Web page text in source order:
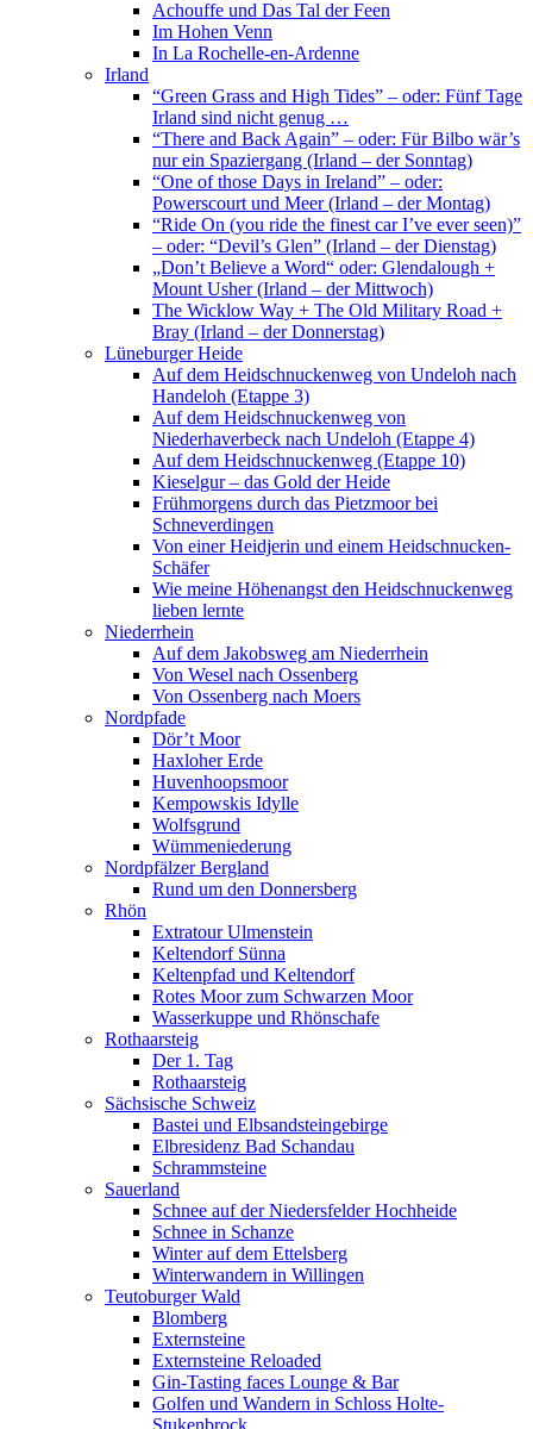
Achouffe und Das Tal der Feen
Im Hohen Venn
In La Rochelle-en-Ardenne
Irland
“Green Grass and High Tides” – oder: Fünf Tage
Irland sind nicht genug …
“There and Back Again” – oder: Für Bilbo wär’s
nur ein Spaziergang (Irland – der Sonntag)
“One of those Days in Ireland” – oder:
Powerscourt und Meer (Irland – der Montag)
“Ride On (you ride the finest car I’ve ever seen)”
– oder: “Devil’s Glen” (Irland – der Dienstag)
„Don’t Believe a Word“ oder: Glendalough +
Mount Usher (Irland – der Mittwoch)
The Wicklow Way + The Old Military Road +
Bray (Irland – der Donnerstag)
Lüneburger Heide
Auf dem Heidschnuckenweg von Undeloh nach
Handeloh (Etappe 3)
Auf dem Heidschnuckenweg von
Niederhaverbeck nach Undeloh (Etappe 4)
Auf dem Heidschnuckenweg (Etappe 10)
Kieselgur – das Gold der Heide
Frühmorgens durch das Pietzmoor bei
Schneverdingen
Von einer Heidjerin und einem Heidschnucken-
Schäfer
Wie meine Höhenangst den Heidschnuckenweg
lieben lernte
Niederrhein
Auf dem Jakobsweg am Niederrhein
Von Wesel nach Ossenberg
Von Ossenberg nach Moers
Nordpfade
Dör’t Moor
Haxloher Erde
Huvenhoopsmoor
Kempowskis Idylle
Wolfsgrund
Wümmeniederung
Nordpfälzer Bergland
Rund um den Donnersberg
Rhön
Extratour Ulmenstein
Keltendorf Sünna
Keltenpfad und Keltendorf
Rotes Moor zum Schwarzen Moor
Wasserkuppe und Rhönschafe
Rothaarsteig
Der 1. Tag
Rothaarsteig
Sächsische Schweiz
Bastei und Elbsandsteingebirge
Elbresidenz Bad Schandau
Schrammsteine
Sauerland
Schnee auf der Niedersfelder Hochheide
Schnee in Schanze
Winter auf dem Ettelsberg
Winterwandern in Willingen
Teutoburger Wald
Blomberg
Externsteine
Externsteine Reloaded
Gin-Tasting faces Lounge & Bar
Golfen und Wandern in Schloss Holte-
Stukenbrock